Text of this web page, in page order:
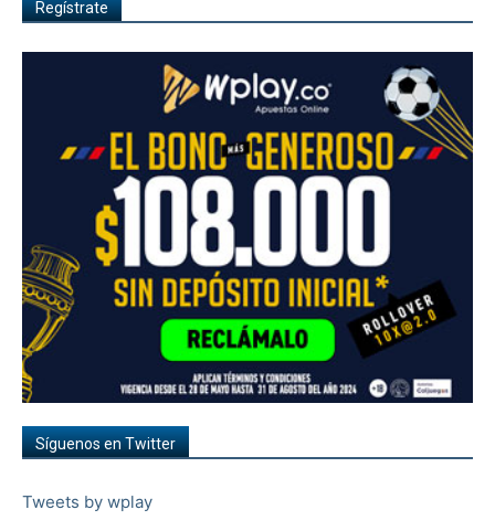
Regístrate
Síguenos en Twitter
Tweets by wplay